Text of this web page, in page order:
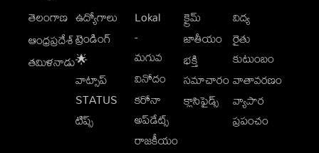
తెలంగాణ
ఆంధ్రప్రదేశ్
తమిళనాడు
ఉద్యోగాలు
ట్రెండింగ్
🌟
వాట్సాప్
STATUS
టిప్స్
Lokal
-
మగువ
వినోదం
కరోనా
అప్‌డేట్స్
రాజకీయం
క్రైమ్
జాతీయం
భక్తి
సమాచారం
క్లాసిఫైడ్స్
విద్య
రైతు
కుటుంబం
వాతావరణం
వ్యాపార
ప్రపంచం